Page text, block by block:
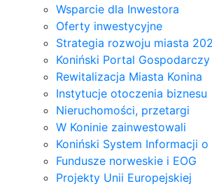
Wsparcie dla Inwestora
Oferty inwestycyjne
Strategia rozwoju miasta
Koniński Portal Gospodarczy
Rewitalizacja Miasta Konina
Instytucje otoczenia biznesu
Nieruchomości, przetargi
W Koninie zainwestowali
Koniński System Informacji o
Fundusze norweskie i EOG
Projekty Unii Europejskiej